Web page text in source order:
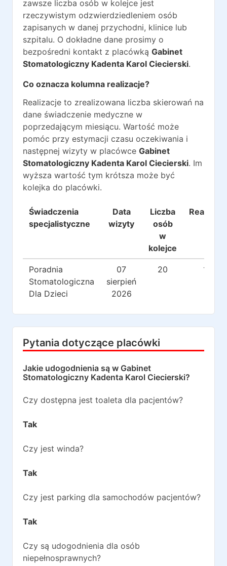
zawsze liczba osób w kolejce jest
rzeczywistym odzwierdziedleniem osób
zapisanych w danej przychodni, klinice lub
szpitalu. O dokładne dane prosimy o
bezpośredni kontakt z placówką Gabinet
Stomatologiczny Kadenta Karol Ciecierski.
Co oznacza kolumna realizacje?
Realizacje to zrealizowana liczba skierowań na
dane świadczenie medyczne w
poprzedającym miesiącu. Wartość może
pomóc przy estymacji czasu oczekiwania i
następnej wizyty w placówce Gabinet
Stomatologiczny Kadenta Karol Ciecierski. Im
wyższa wartość tym krótsza może być
kolejka do placówki.
Świadczenia
specjalistyczne
Data
wizyty
Liczba
osób
w
kolejce
Poradnia
Stomatologiczna
Dla Dzieci
07
sierpień
2026
20 141
Pytania dotyczące placówki
Jakie udogodnienia są w Gabinet
Stomatologiczny Kadenta Karol Ciecierski?
Czy dostępna jest toaleta dla pacjentów?
Tak
Czy jest winda?
Tak
Czy jest parking dla samochodów pacjentów?
Tak
Czy są udogodnienia dla osób
niepełnosprawnych?